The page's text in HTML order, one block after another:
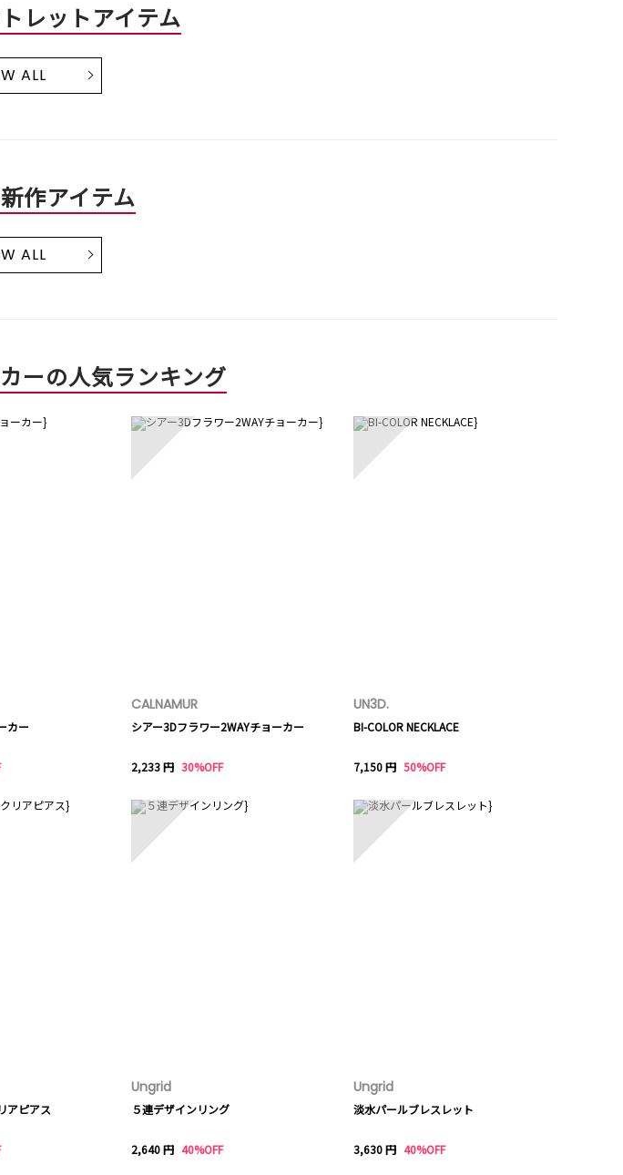
レットアイテム
ALL
作アイテム
ALL
ーの人気ランキング
カー
CALNAMUR
シアー3Dフラワー2WAYチョーカー
2,233 円 30%OFF
UN3D.
BI-COLOR NECKLACE
7,150 円 50%OFF
アピアス
Ungrid
５連デザインリング
2,640 円 40%OFF
Ungrid
淡水パールブレスレット
3,630 円 40%OFF